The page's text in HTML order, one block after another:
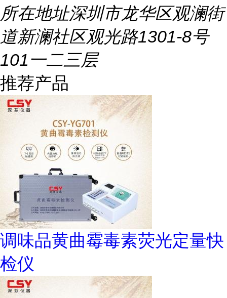
所在地址深圳市龙华区观澜街
道新澜社区观光路1301-8号
101一二三层
推荐产品
调味品黄曲霉毒素荧光定量快
检仪